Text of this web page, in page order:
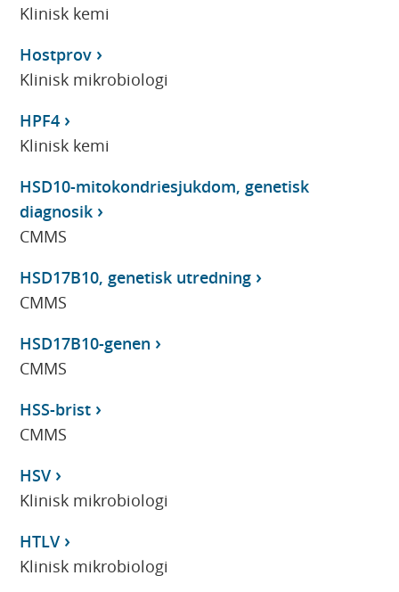
Klinisk kemi
Hostprov
Klinisk mikrobiologi
HPF4
Klinisk kemi
HSD10-mitokondriesjukdom, genetisk
diagnosik
CMMS
HSD17B10, genetisk utredning
CMMS
HSD17B10-genen
CMMS
HSS-brist
CMMS
HSV
Klinisk mikrobiologi
HTLV
Klinisk mikrobiologi